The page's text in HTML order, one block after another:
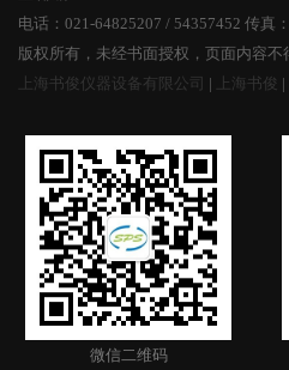
电话：021-64825207 / 54357452 传真
版权所有，未经书面授权，页面内容不
上海书俊仪器设备有限公司
| 上海书俊 |
微信二维码